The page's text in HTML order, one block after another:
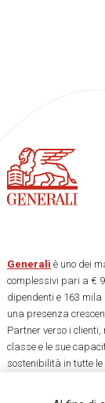
Generali è uno dei
complessivi pari a €
dipendenti e 163
una presenza
Partner verso i
classe e le sue
sostenibilità in tutte